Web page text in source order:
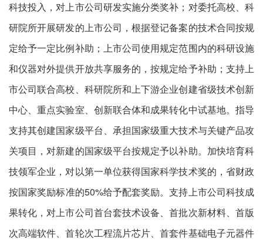
科技投入，对上市公司研发实施分类奖补；对委托高校、科
研院所开展研发的上市公司，根据登记备案的技术合同按规
定给予一定比例补助；上市公司使用规定范围内的科研设施
和仪器对外提供开放共享服务的，按规定给予补助；支持上
市公司联合高校、科研院所和上下游企业创建省级技术创新
中心、重点实验室、创新联合体和成果转化中试基地。指导
支持其创建国家级平台、承担国家级重大技术与关键产品攻
关项目，对新建的国家级平台按规定予以补助。加快培育科
技领军企业，对以第一单位获得国家科学技术奖的，省财政
按国家奖励标准的50%给予配套奖励。支持上市公司科技成
果转化，对上市公司首台套技术设备、首批次新材料、首版
次高端软件、首轮次工程流片芯片、首套件基础电子元器件